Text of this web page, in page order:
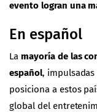
evento logran una
En español
La mayoría de las
español,
posiciona a estos
global del